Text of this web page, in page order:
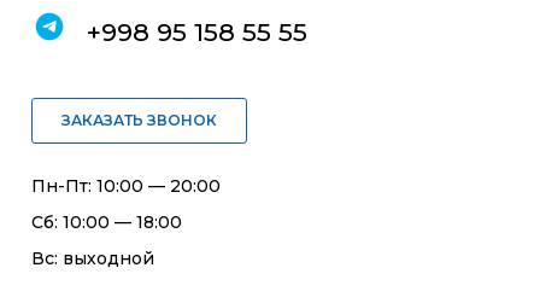
+998 95 158 55 55
ЗАКАЗАТЬ ЗВОНОК
Пн-Пт: 10:00 — 20:00
Сб: 10:00 — 18:00
Вс: выходной